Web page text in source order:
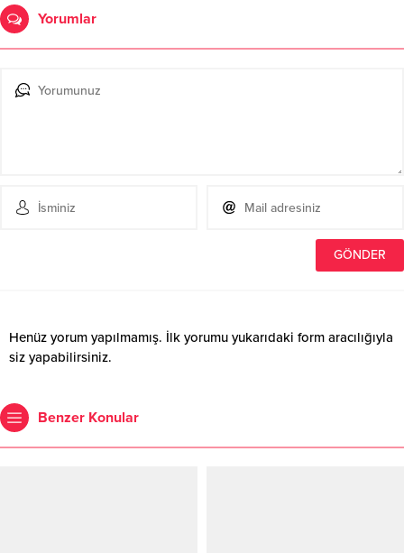
Yorumlar
Henüz yorum yapılmamış. İlk yorumu yukarıdaki form aracılığıyla
siz yapabilirsiniz.
Benzer Konular